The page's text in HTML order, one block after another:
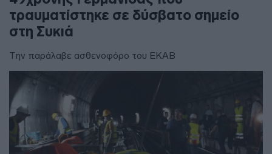
τραυματίστηκε σε δύσβατο σημείο
στη Συκιά
Την παράλαβε ασθενοφόρο του ΕΚΑΒ